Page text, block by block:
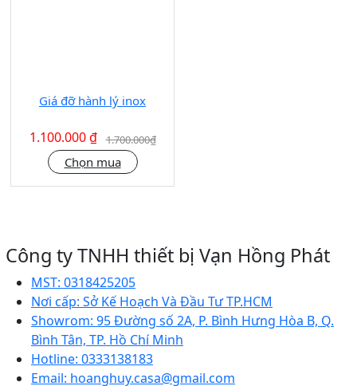
Giá đỡ hành lý inox
1.100.000 ₫ 1.700.000₫
Chọn mua
Công ty TNHH thiết bị Vạn Hồng Phát
MST: 0318425205
Nơi cấp: Sở Kế Hoạch Và Đầu Tư TP.HCM
Showrom: 95 Đường số 2A, P. Bình Hưng Hòa B, Q.
Bình Tân, TP. Hồ Chí Minh
Hotline: 0333138183
Email: hoanghuy.casa@gmail.com